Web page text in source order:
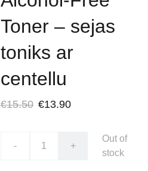
Toner – sejas
toniks ar
centellu
€15.50 €13.90
- +
Out of
stock